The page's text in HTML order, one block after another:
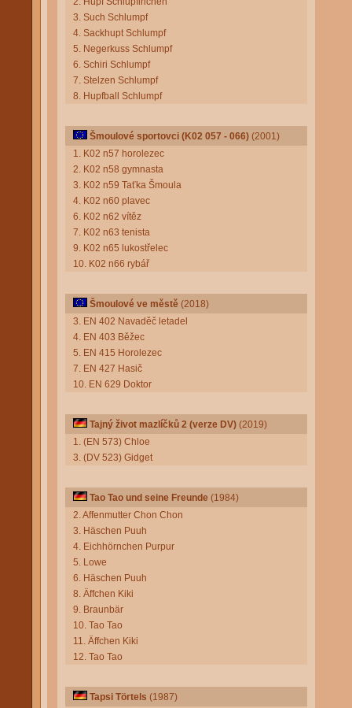
3. Such Schlumpf
4. Sackhupt Schlumpf
5. Negerkuss Schlumpf
6. Schiri Schlumpf
7. Stelzen Schlumpf
8. Hupfball Schlumpf
Šmoulové sportovci (K02 057 - 066) (2001)
1. K02 n57 horolezec
2. K02 n58 gymnasta
3. K02 n59 Taťka Šmoula
4. K02 n60 plavec
6. K02 n62 vítěz
7. K02 n63 tenista
9. K02 n65 lukostřelec
10. K02 n66 rybář
Šmoulové ve městě (2018)
3. EN 402 Navaděč letadel
4. EN 403 Běžec
5. EN 415 Horolezec
7. EN 427 Hasič
10. EN 629 Doktor
Tajný život mazlíčků 2 (verze DV) (2019)
1. (EN 573) Chloe
3. (DV 523) Gidget
Tao Tao und seine Freunde (1984)
2. Affenmutter Chon Chon
3. Häschen Puuh
4. Eichhörnchen Purpur
5. Lowe
6. Häschen Puuh
8. Äffchen Kiki
9. Braunbär
10. Tao Tao
11. Äffchen Kiki
12. Tao Tao
Tapsi Törtels (1987)